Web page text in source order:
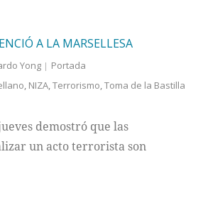
A LA MARSELLESA
Yong
Portada
, NIZA,Terrorismo,Toma de la Bastilla
demostró que las
un acto terrorista son